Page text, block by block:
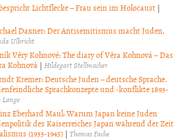
Lichtflecke – Frau sein im Holocaust |
Daxner: Der Antisemitismus macht Juden.
Ulbricht
Věry Kohnové: The diary of Věra Kohnová – Das
Kohnová | Hildegart Stellmacher
Kremer: Deutsche Juden – deutsche Sprache.
Sprachkonzepte und -konflikte 1893-
Eberhard Maul: Warum Japan keine Juden
des Kaiserreiches Japan während der Zeit
(1933-1945) | Thomas Fache